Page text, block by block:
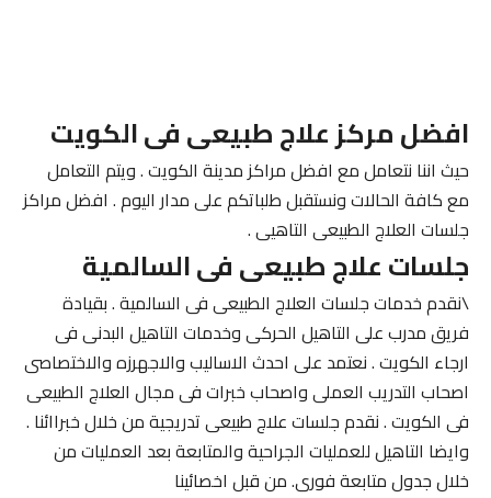
افضل مركز علاج طبيعى فى الكويت
حيث اننا نتعامل مع افضل مراكز مدينة الكويت . ويتم التعامل
مع كافة الحالات ونستقبل طلباتكم على مدار اليوم . افضل مراكز
جلسات العلاج الطبيعى التاهيى .
جلسات علاج طبيعى فى السالمية
\نقدم خدمات جلسات العلاج الطبيعى فى السالمية . بقيادة
فريق مدرب على التاهيل الحركى وخدمات التاهيل البدنى فى
ارجاء الكويت . نعتمد على احدث الاساليب والاجهرزه والاختصاصى
اصحاب التدريب العملى واصحاب خبرات فى مجال العلاج الطبيعى
فى الكويت . نقدم جلسات علاج طبيعى تدريجية من خلال خبراائنا .
وايضا التاهيل للعمليات الجراحية والمتابعة بعد العمليات من
خلال جدول متابعة فورى. من قبل اخصائينا